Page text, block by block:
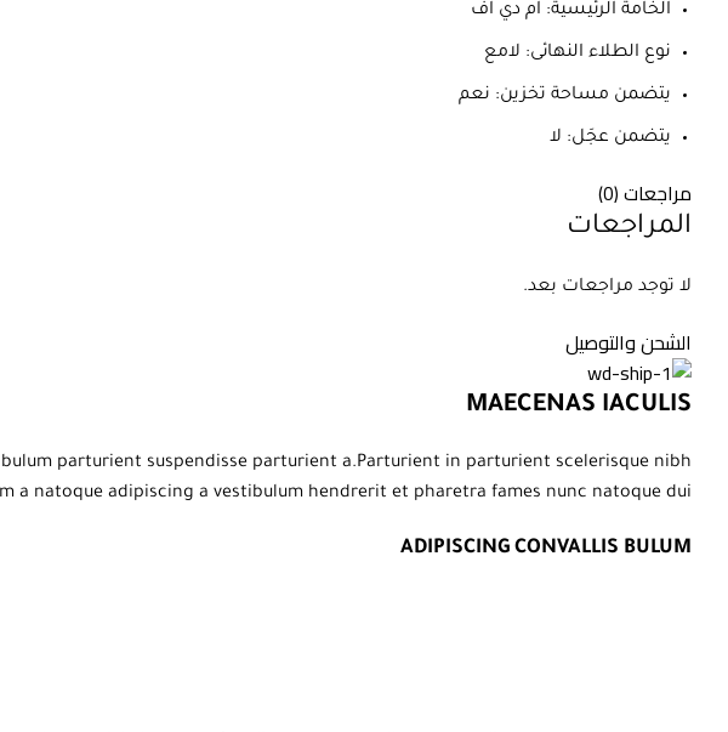
الخامة الرئيسية: ام دي اف
نوع الطلاء النهائى: لامع
يتضمن مساحة تخزين: نعم
يتضمن عجَل: لا
مراجعات (0)
المراجعات
لا توجد مراجعات بعد.
الشحن والتوصيل
MAECENAS IACULIS
parturient suspendisse parturient a.Parturient in parturient scelerisque nibh
a natoque adipiscing a vestibulum hendrerit et pharetra fames nunc natoque dui.
ADIPISCING CONVALLIS BULUM